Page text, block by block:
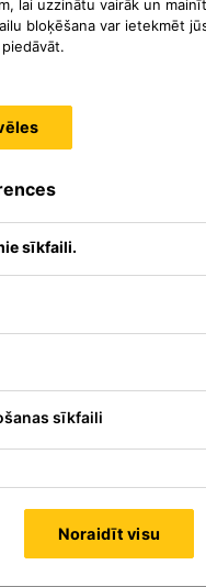
veidos
lai uzzinātu vairāk un
bloķēšana var ietekmēt
sīkfaili.
sīkfaili
Noraidīt visu